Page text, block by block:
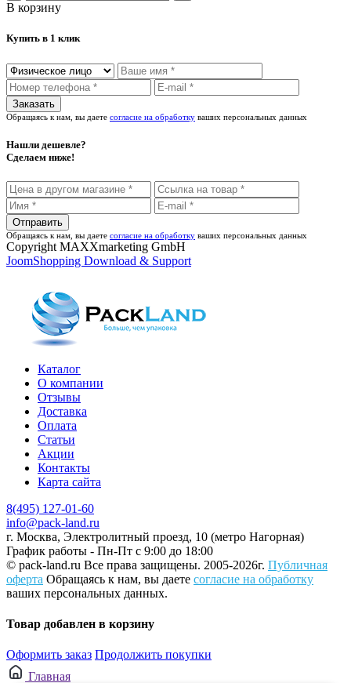
В корзину
Купить в 1 клик
Обращаясь к нам, вы даете согласие на обработку ваших персональных данных
Нашли дешевле?
Сделаем ниже!
Обращаясь к нам, вы даете согласие на обработку ваших персональных данных
Copyright MAXXmarketing GmbH
JoomShopping Download & Support
Каталог
О компании
Отзывы
Доставка
Оплата
Статьи
Акции
Контакты
Карта сайта
8(495) 127-01-60
info@pack-land.ru
г. Москва, Электролитный проезд, 10 (метро Нагорная)
График работы - Пн-Пт с 9:00 до 18:00
© pack-land.ru Все права защищены. 2005-2026г. Публичная
оферта Обращаясь к нам, вы даете согласие на обработку
ваших персональных данных.
Товар добавлен в корзину
Оформить заказ Продолжить покупки
Главная